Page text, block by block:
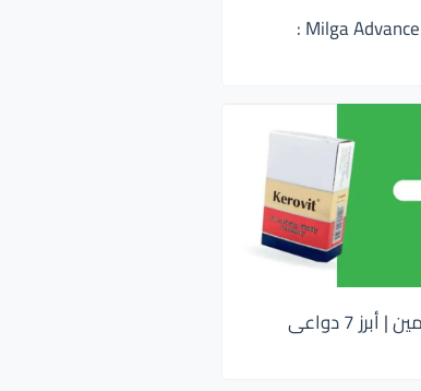
ميلجا ادفانس اقراص Milga Advance :
كيروفيت Kerovit فيتامين | أبرز 7 دواعى